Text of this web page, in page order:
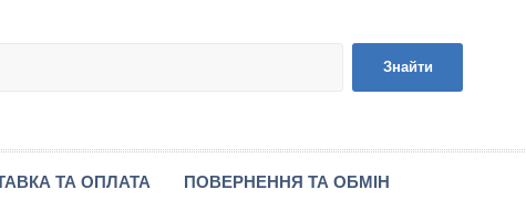
Знайти
ТА ОПЛАТА ПОВЕРНЕННЯ ТА ОБМІН